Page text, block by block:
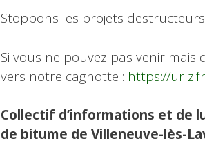
Stoppons les projets
Si vous ne pouvez pas venir
vers notre cagnotte : https://
Collectif d’informations et de
de bitume de Villeneuve-lès-